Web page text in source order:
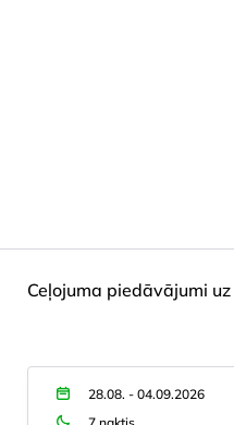
Ceļojuma piedāvājumi uz
28.08. - 04.09.2026